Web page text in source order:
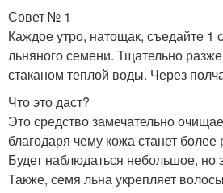
Совет № 1
Каждое утро, натощак, съедайте 1
льняного семени. Тщательно
стаканом теплой воды. Через
Что это даст?
Это средство замечательно
благодаря чему кожа станет
Будет наблюдаться небольшое, но
Также, семя льна укрепляет